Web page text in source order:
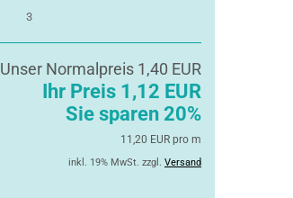
3
Unser Normalpreis 1,40 EUR
Ihr Preis 1,12 EUR
Sie sparen 20%
11,20 EUR pro m
inkl. 19% MwSt. zzgl. Versand